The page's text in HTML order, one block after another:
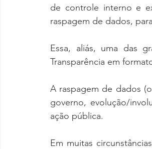
de controle interno e
raspagem de dados,
Essa, aliás, uma das
Transparência em
A raspagem de dados
governo, evolução/
ação pública.
Em muitas